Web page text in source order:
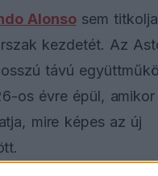
Alonsosem
kezdetét. Az
távú
os évre épül,
mire képes az új